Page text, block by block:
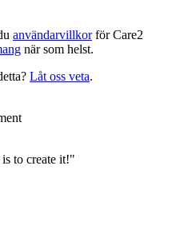
användarvillkorför Care2
när som helst.
Låt oss veta.
to create it!"